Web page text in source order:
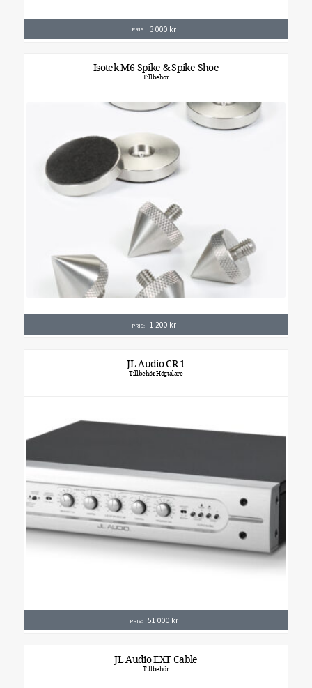
PRIS: 3 000 kr
Isotek M6 Spike & Spike Shoe
Tillbehör
PRIS: 1 200 kr
JL Audio CR-1
Tillbehör Högtalare
PRIS: 51 000 kr
JL Audio EXT Cable
Tillbehör